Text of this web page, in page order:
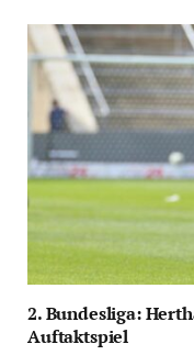
2. Bundesliga:
Auftaktspiel